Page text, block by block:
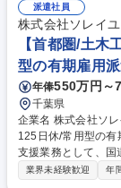
施工管理業務 ■施主
う業務（施工品質・安全
気工事施工管理】
◎
派遣社員
株式会社ソレイユ
【首都圏/土木
型の有期雇用
年俸550万円～
千葉県
企業名 株式会社ソレイユ 求人名 【首都圏/土木工事監理】
125日休/常用型の有期雇用派遣 仕事の内容 国
支援業務として、国
監督業務を発注者の補助的立場
業界未経験歓迎 年